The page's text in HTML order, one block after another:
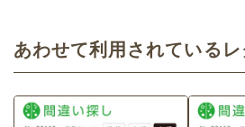
あわせて利用されている